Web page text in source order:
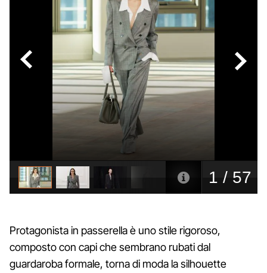
Protagonista in passerella è uno stile rigoroso,
composto con capi che sembrano rubati dal
guardaroba formale, torna di moda la silhouette